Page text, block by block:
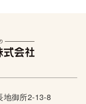
地御所2-13-8